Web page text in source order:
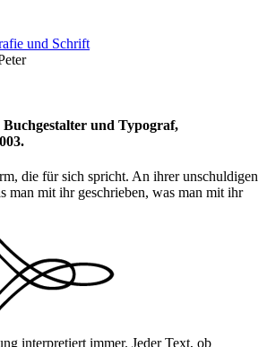
und Schrift
und Typograf,
die für sich spricht. An ihrer unschuldigen
man mit ihr geschrieben, was man mit ihr
interpretiert immer. Jeder Text, ob